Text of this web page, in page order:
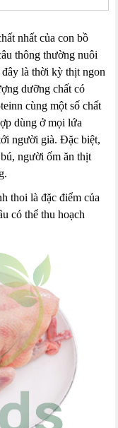
nhất của con bồ
thông thường nuôi
đây là thời kỳ thịt ngon
dưỡng chất có
cùng một số chất
dùng ở mọi lứa
người già. Đặc biệt,
người ốm ăn thịt
thoi là đặc điểm của
có thể thu hoạch